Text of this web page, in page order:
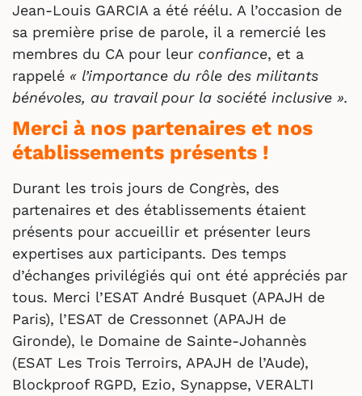
Jean-Louis GARCIA a été réélu. A l’occasion de
sa première prise de parole, il a remercié les
membres du CA pour leur confiance, et a
rappelé « l’importance du rôle des militants
bénévoles, au travail pour la société inclusive ».
Merci à nos partenaires et nos
établissements présents !
Durant les trois jours de Congrès, des
partenaires et des établissements étaient
présents pour accueillir et présenter leurs
expertises aux participants. Des temps
d’échanges privilégiés qui ont été appréciés par
tous. Merci l’ESAT André Busquet (APAJH de
Paris), l’ESAT de Cressonnet (APAJH de
Gironde), le Domaine de Sainte-Johannès
(ESAT Les Trois Terroirs, APAJH de l’Aude),
Blockproof RGPD, Ezio, Synappse, VERALTI